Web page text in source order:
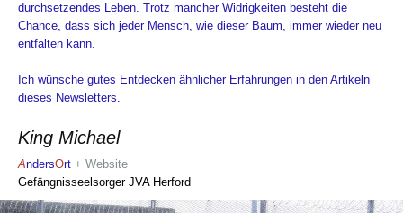
durchsetzendes Leben. Trotz mancher Widrigkeiten besteht die
Chance, dass sich jeder Mensch, wie dieser Baum, immer wieder neu
entfalten kann.
Ich wünsche gutes Entdecken ähnlicher Erfahrungen in den Artikeln
dieses Newsletters.
King Michael
AndersOrt + Website
Gefängnisseelsorger JVA Herford